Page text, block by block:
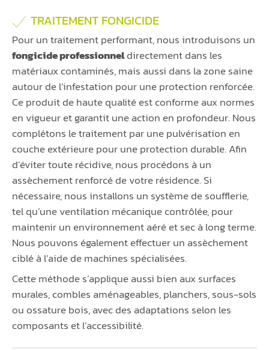
TRAITEMENT FONGICIDE
Pour un traitement performant, nous introduisons un
fongicide professionneldirectement dans les
matériaux contaminés, mais aussi dans la zone saine
autour de l’infestation pour une protection renforcée.
Ce produit de haute qualité est conforme aux normes
en vigueur et garantit une action en profondeur. Nous
complétons le traitement par une pulvérisation en
couche extérieure pour une protection durable. Afin
d’éviter toute récidive, nous procédons à un
assèchement renforcé de votre résidence. Si
nécessaire, nous installons un système de soufflerie,
tel qu’une ventilation mécanique contrôlée, pour
maintenir un environnement aéré et sec à long terme.
Nous pouvons également effectuer un assèchement
ciblé à l’aide de machines spécialisées.
Cette méthode s’applique aussi bien aux surfaces
murales, combles aménageables, planchers, sous-sols
ou ossature bois, avec des adaptations selon les
composants et l’accessibilité.